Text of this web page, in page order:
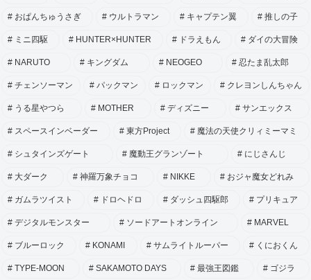
おぱんちゅうさぎ ウルトラマン キャプテン翼 推しの子
ミニ四駆 HUNTER×HUNTER ドラえもん ダイの大冒険
NARUTO キングダム NEOGEO 忍たま乱太郎
チェンソーマン パックマン ロックマン クレヨンしんちゃん
うる星やつら MOTHER ディズニー サンエックス
スペースインベーダー 東方Project 魔法の天使クリィミーマミ
シュタインズゲート 魔動王グランゾート にじさんじ
大ダーク 神羅万象チョコ NIKKE おジャ魔女どれみ
ガムラツイスト ドロヘドロ ダッシュ四駆郎 プリキュア
デジタルモンスター ソードアートオンライン MARVEL
ブルーロック KONAMI サムライトルーパー くにおくん
TYPE-MOON SAKAMOTO DAYS 最強王図鑑 ゴジラ